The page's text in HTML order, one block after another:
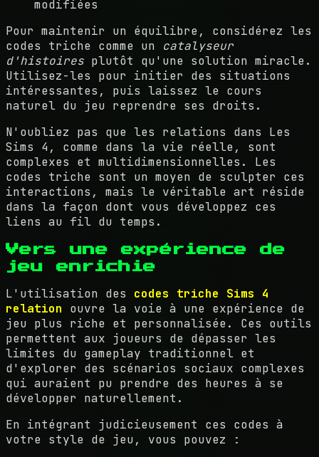
modifiées
Pour maintenir un équilibre, considérez les
codes triche comme un catalyseur
d'histoires plutôt qu'une solution miracle.
Utilisez-les pour initier des situations
intéressantes, puis laissez le cours
naturel du jeu reprendre ses droits.
N'oubliez pas que les relations dans Les
Sims 4, comme dans la vie réelle, sont
complexes et multidimensionnelles. Les
codes triche sont un moyen de sculpter ces
interactions, mais le véritable art réside
dans la façon dont vous développez ces
liens au fil du temps.
Vers une expérience de
jeu enrichie
L'utilisation des codes triche Sims 4
relation ouvre la voie à une expérience de
jeu plus riche et personnalisée. Ces outils
permettent aux joueurs de dépasser les
limites du gameplay traditionnel et
d'explorer des scénarios sociaux complexes
qui auraient pu prendre des heures à se
développer naturellement.
En intégrant judicieusement ces codes à
votre style de jeu, vous pouvez :